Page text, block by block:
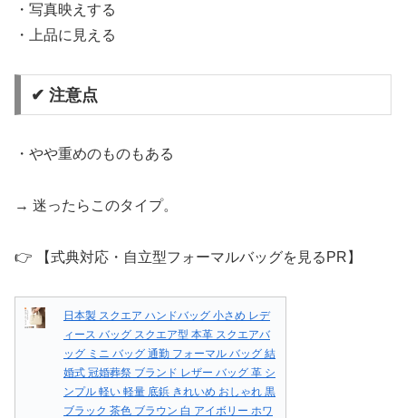
・写真映えする
・上品に見える
✔ 注意点
・やや重めのものもある
→ 迷ったらこのタイプ。
👉 【式典対応・自立型フォーマルバッグを見るPR】
日本製 スクエア ハンドバッグ 小さめ レデ
ィース バッグ スクエア型 本革 スクエアバ
ッグ ミニ バッグ 通勤 フォーマル バッグ 結
婚式 冠婚葬祭 ブランド レザー バッグ 革 シ
ンプル 軽い 軽量 底鋲 きれいめ おしゃれ 黒
ブラック 茶色 ブラウン 白 アイボリー ホワ